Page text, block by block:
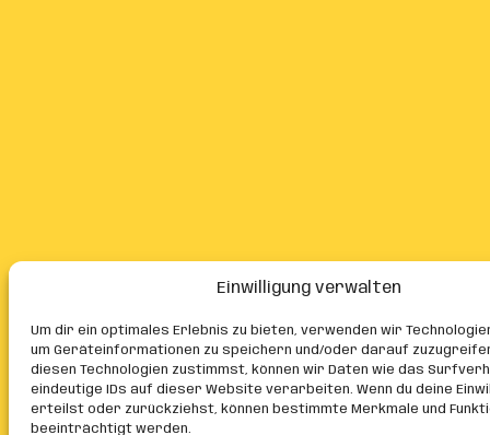
Einwilligung verwalten
Um dir ein optimales Erlebnis zu bieten, verwenden wir
um Geräteinformationen zu speichern und/oder darauf
diesen Technologien zustimmst, können wir Daten wie das
eindeutige IDs auf dieser Website verarbeiten. Wenn du deine
erteilst oder zurückziehst, können bestimmte Merkmale und
beeinträchtigt werden.